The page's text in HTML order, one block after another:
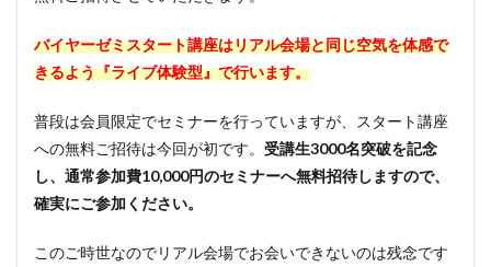
バイヤーゼミスタート講座はリアル会場と同じ空気を体感で
きるよう『ライブ体験型』で行います。
普段は会員限定でセミナーを行っていますが、スタート講座
への無料ご招待は今回が初です。 受講生3000名突破を記念
し、通常参加費10,000円のセミナーへ無料招待しますので、
確実にご参加ください。
このご時世なのでリアル会場でお会いできないのは残念です